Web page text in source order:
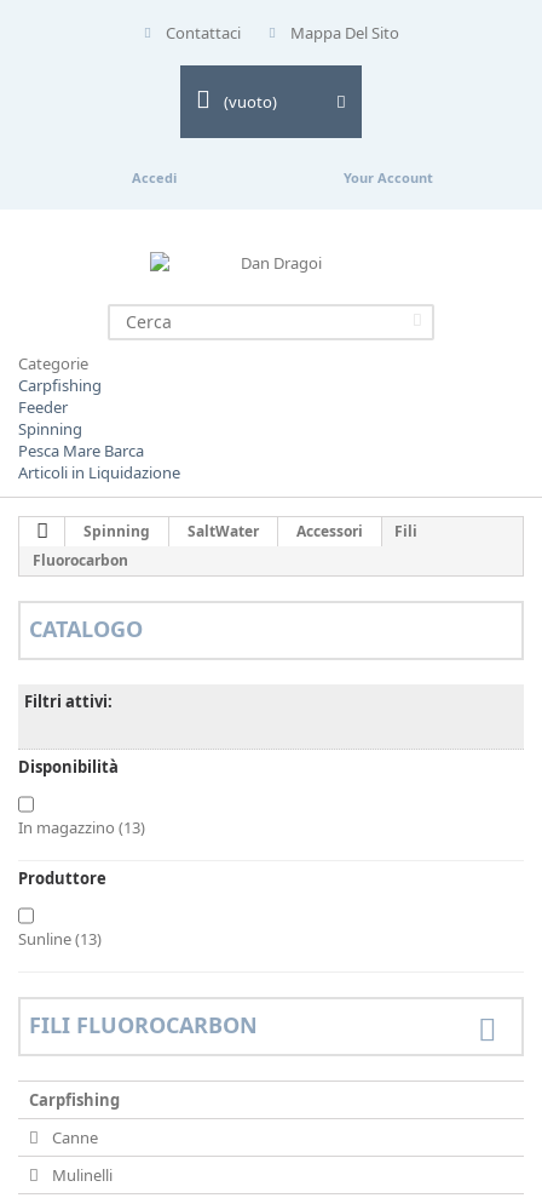
Contattaci Mappa Del Sito
(vuoto)
Accedi Your Account
Categorie
Carpfishing
Feeder
Spinning
Pesca Mare Barca
Articoli in Liquidazione
Spinning SaltWater Accessori
Fili
Fluorocarbon
CATALOGO
Filtri attivi:
Disponibilità
In magazzino (13)
Produttore
Sunline(13)
FILI FLUOROCARBON
Carpfishing
Canne
Mulinelli